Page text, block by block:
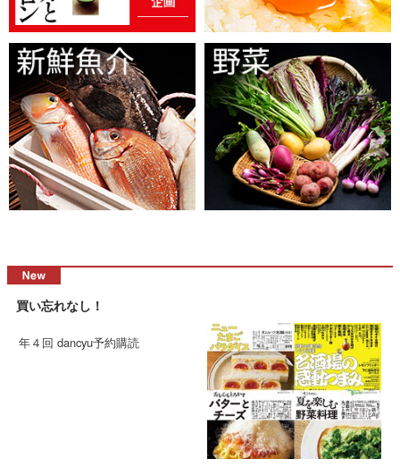
買い忘れなし！
年４回 dancyu予約購読